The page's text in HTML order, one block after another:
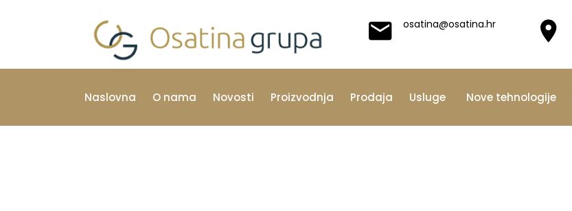
osatina@osatina.hr
Naslovna O nama Novosti Proizvodnja Prodaja Usluge Nove tehnologije